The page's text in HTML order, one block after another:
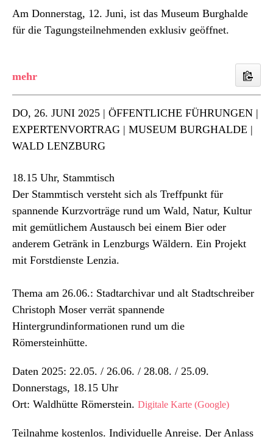
Am Donnerstag, 12. Juni, ist das Museum Burghalde
für die Tagungsteilnehmenden exklusiv geöffnet.
DO, 26. JUNI 2025 | ÖFFENTLICHE FÜHRUNGEN |
EXPERTENVORTRAG | MUSEUM BURGHALDE |
WALD LENZBURG
18.15 Uhr, Stammtisch
Der Stammtisch versteht sich als Treffpunkt für
spannende Kurzvorträge rund um Wald, Natur, Kultur
mit gemütlichem Austausch bei einem Bier oder
anderem Getränk in Lenzburgs Wäldern. Ein Projekt
mit Forstdienste Lenzia.
Thema am 26.06.: Stadtarchivar und alt Stadtschreiber
Christoph Moser verrät spannende
Hintergrundinformationen rund um die
Römersteinhütte.
Daten 2025: 22.05. / 26.06. / 28.08. / 25.09.
Donnerstags, 18.15 Uhr
Ort: Waldhütte Römerstein. Digitale Karte (Google)
Teilnahme kostenlos. Individuelle Anreise. Der Anlass